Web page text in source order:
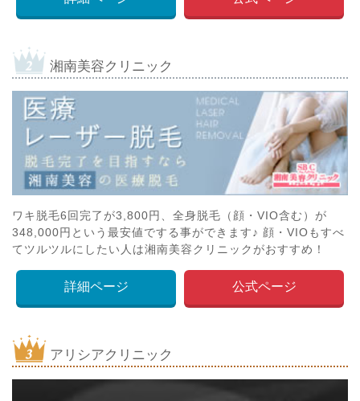
湘南美容クリニック
ワキ脱毛6回完了が3,800円、全身脱毛（顔・VIO含む）が
348,000円という最安値でする事ができます♪ 顔・VIOもすべ
てツルツルにしたい人は湘南美容クリニックがおすすめ！
詳細ページ 公式ページ
アリシアクリニック